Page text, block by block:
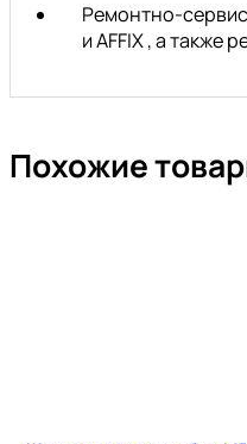
Ремонтно-
и AFFIX , а
Похожие